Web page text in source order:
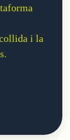
i la